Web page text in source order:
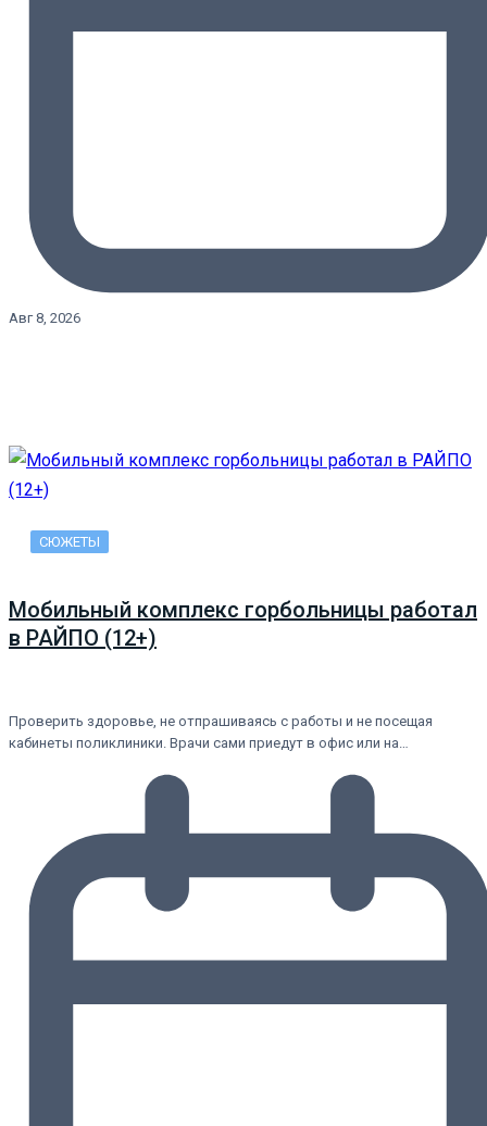
Авг 8, 2026
СЮЖЕТЫ
Мобильный комплекс горбольницы работал
в РАЙПО (12+)
Проверить здоровье, не отпрашиваясь с работы и не посещая
кабинеты поликлиники. Врачи сами приедут в офис или на…